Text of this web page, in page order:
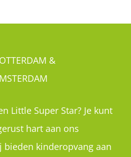
&
Little Super Star? Je kunt
hart aan ons
kinderopvang aan